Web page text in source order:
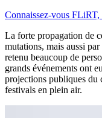
Connaissez-vous
La forte propagation de
mutations, mais aussi
retenu beaucoup de
grands événements ont
projections publiques du
festivals en plein air.